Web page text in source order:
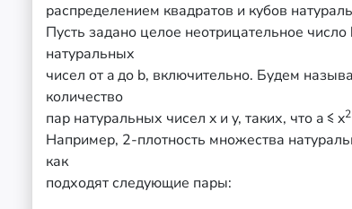
распределением квадратов и кубов
Пусть задано целое неотрицательное
натуральных
чисел от a до b, включительно. Будем
количество
пар натуральных чисел x и y, таких, что a ≤ x2
Например, 2-плотность множества
как
подходят следующие пары: